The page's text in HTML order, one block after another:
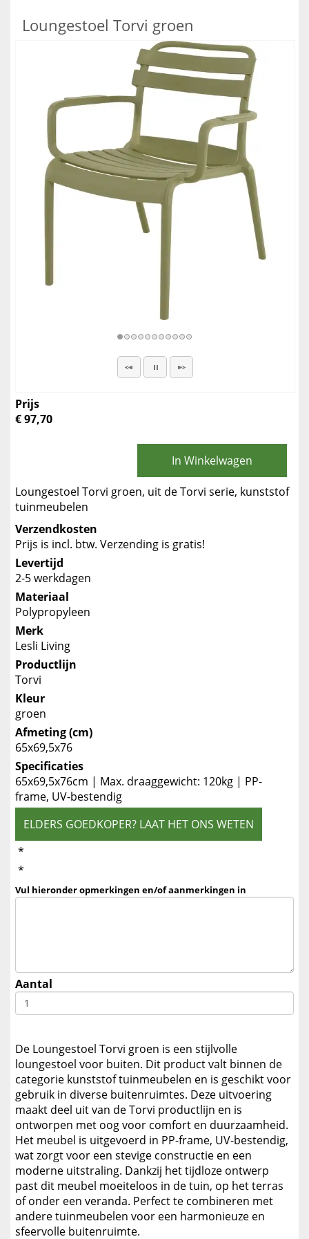
Loungestoel Torvi groen
Prijs
€ 97,70
In Winkelwagen
Loungestoel Torvi groen, uit de Torvi serie, kunststof
tuinmeubelen
Verzendkosten
Prijs is incl. btw. Verzending is gratis!
Levertijd
2-5 werkdagen
Materiaal
Polypropyleen
Merk
Lesli Living
Productlijn
Torvi
Kleur
groen
Afmeting (cm)
65x69,5x76
Specificaties
65x69,5x76cm | Max. draaggewicht: 120kg | PP-
frame, UV-bestendig
ELDERS GOEDKOPER? LAAT HET ONS WETEN
*
*
Vul hieronder opmerkingen en/of aanmerkingen in
Aantal
De Loungestoel Torvi groen is een stijlvolle
loungestoel voor buiten. Dit product valt binnen de
categorie kunststof tuinmeubelen en is geschikt voor
gebruik in diverse buitenruimtes. Deze uitvoering
maakt deel uit van de Torvi productlijn en is
ontworpen met oog voor comfort en duurzaamheid.
Het meubel is uitgevoerd in PP-frame, UV-bestendig,
wat zorgt voor een stevige constructie en een
moderne uitstraling. Dankzij het tijdloze ontwerp
past dit meubel moeiteloos in de tuin, op het terras
of onder een veranda. Perfect te combineren met
andere tuinmeubelen voor een harmonieuze en
sfeervolle buitenruimte.